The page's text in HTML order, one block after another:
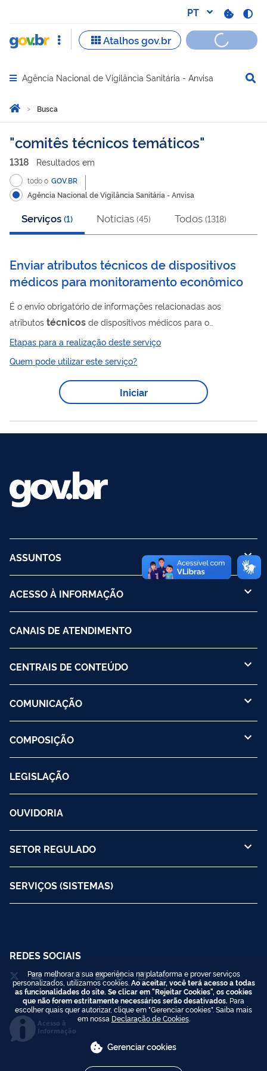
Abrir menu principal de navegação
Agência Nacional de Vigilância Sanitária - Anvisa
Você está aqui:
Página Inicial
Busca
Busca
comitês técnicos temáticos
1318 Resultados em
todo o GOV.BR
Agência Nacional de Vigilância Sanitária - Anvisa
Serviços (1) Notícias (45) Todos (1318)
Enviar atributos técnicos de dispositivos
médicos para monitoramento econômico
É o envio obrigatório de informações relacionadas aos
atributos técnicos de dispositivos médicos para o
monitoramento econômico dos preços com vistas a reduzir a
assimetria de informação nesse mercado. Clique aqui para
saber mais sobre o monitoramento econômico de dispositivos
br/assuntos/fiscalizacao-e-
Etapas para a realização deste serviço
Quem pode utilizar este serviço?
Iniciar
ASSUNTOS
ACESSO À INFORMAÇÃO
CANAIS DE ATENDIMENTO
CENTRAIS DE CONTEÚDO
COMUNICAÇÃO
COMPOSIÇÃO
LEGISLAÇÃO
OUVIDORIA
SETOR REGULADO
SERVIÇOS (SISTEMAS)
REDES SOCIAIS
Acesso à
Informação
Para melhorar a sua experiência na plataforma e prover serviços
personalizados, utilizamos cookies. Ao aceitar, você terá acesso a todas
as funcionalidades do site. Se clicar em "Rejeitar Cookies", os cookies
que não forem estritamente necessários serão desativados. Para
escolher quais quer autorizar, clique em "Gerenciar cookies". Saiba mais
em nossa Declaração de Cookies.
Gerenciar cookies